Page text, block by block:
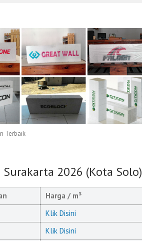
Terbaik
2026 (Kota Solo)
Harga / m³
Klik Disini
Klik Disini